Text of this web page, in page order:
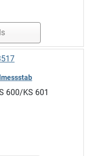
600/KS 601